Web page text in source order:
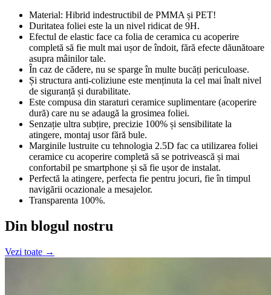
Material: Hibrid indestructibil de PMMA și PET!
Duritatea foliei este la un nivel ridicat de 9H.
Efectul de elastic face ca folia de ceramica cu acoperire
completă să fie mult mai ușor de îndoit, fără efecte dăunătoare
asupra mâinilor tale.
În caz de cădere, nu se sparge în multe bucăți periculoase.
Și structura anti-coliziune este menținuta la cel mai înalt nivel
de siguranță și durabilitate.
Este compusa din staraturi ceramice suplimentare (acoperire
dură) care nu se adaugă la grosimea foliei.
Senzație ultra subțire, precizie 100% și sensibilitate la
atingere, montaj usor fără bule.
Marginile lustruite cu tehnologia 2.5D fac ca utilizarea foliei
ceramice cu acoperire completă să se potrivească și mai
confortabil pe smartphone și să fie ușor de instalat.
Perfectă la atingere, perfecta fie pentru jocuri, fie în timpul
navigării ocazionale a mesajelor.
Transparenta 100%.
Din blogul nostru
Vezi toate →